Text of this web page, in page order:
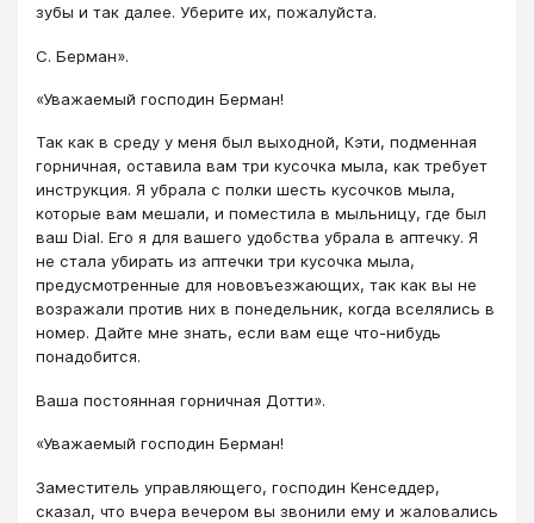
зубы и так далее. Уберите их, пожалуйста.
С. Берман».
«Уважаемый господин Берман!
Так как в среду у меня был выходной, Кэти, подменная
горничная, оставила вам три кусочка мыла, как требует
инструкция. Я убрала с полки шесть кусочков мыла,
которые вам мешали, и поместила в мыльницу, где был
ваш Dial. Его я для вашего удобства убрала в аптечку. Я
не стала убирать из аптечки три кусочка мыла,
предусмотренные для нововъезжающих, так как вы не
возражали против них в понедельник, когда вселялись в
номер. Дайте мне знать, если вам еще что-нибудь
понадобится.
Ваша постоянная горничная Дотти».
«Уважаемый господин Берман!
Заместитель управляющего, господин Кенседдер,
сказал, что вчера вечером вы звонили ему и жаловались